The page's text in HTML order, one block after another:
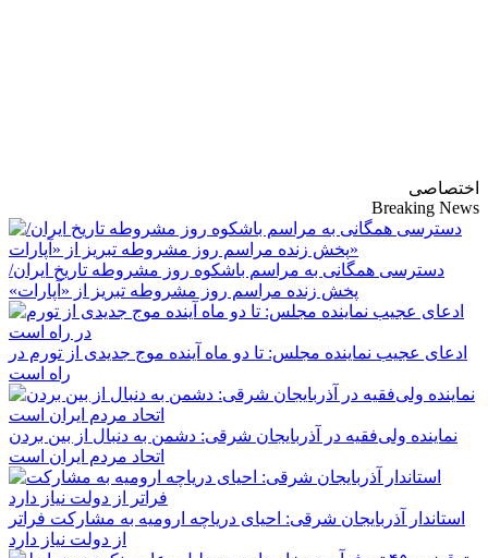
اختصاصی
Breaking News
دسترسی همگانی به مراسم باشکوه روز مشروطه تاریخ ایران/
پخش زنده مراسم روز مشروطه تبریز از «آپارات»
ادعای عجیب نماینده مجلس: تا دو ماه آینده موج جدیدی از تورم در
راه است
نماینده ولی‌فقیه در آذربایجان شرقی: دشمن به دنبال از بین بردن
اتحاد مردم ایران است
استاندار آذربایجان شرقی: احیای دریاچه ارومیه به مشارکت فراتر
از دولت نیاز دارد